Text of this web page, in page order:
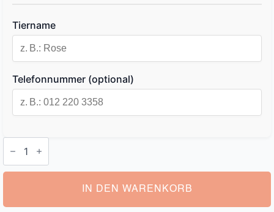
Tiername
Telefonnummer (optional)
Katzenhalsbänder
mit
Menge
IN DEN WARENKORB